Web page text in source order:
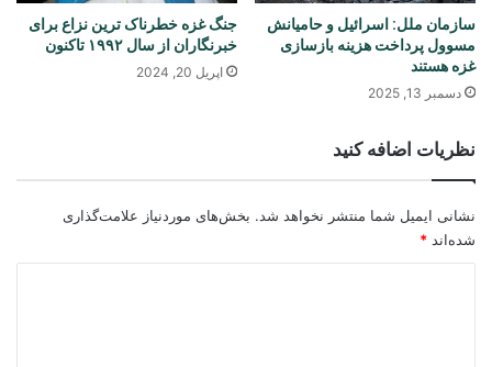
سازمان ملل: اسرائیل و حامیانش
مسوول پرداخت هزینه بازسازی
غزه هستند
دسمبر 13, 2025
جنگ غزه خطرناک ترین نزاع برای
خبرنگاران از سال ۱۹۹۲ تاکنون
اپریل 20, 2024
نظریات اضافه کنید
نشانی ایمیل شما منتشر نخواهد شد. بخش‌های موردنیاز علامت‌گذاری
شده‌اند *